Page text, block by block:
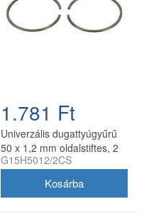
1.781 Ft
Univerzális dugattyúgyűrű
50 x 1,2 mm oldalstiftes, 2
db/csomag utángyártott
G15H5012/2CS